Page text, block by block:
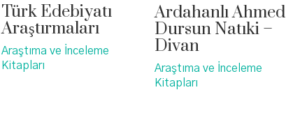
Türk Edebiyatı
Araştırmaları
Araştıma ve İnceleme
Kitapları
Ardahanlı Ahmed
Dursun Natıki –
Divan
Araştıma ve İnceleme
Kitapları